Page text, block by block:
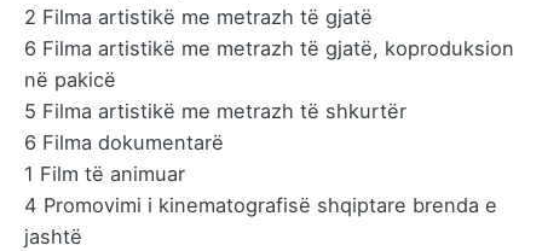
2 Filma artistikë me metrazh të gjatë
6 Filma artistikë me metrazh të gjatë, koproduksion
në pakicë
5 Filma artistikë me metrazh të shkurtër
6 Filma dokumentarë
1 Film të animuar
4 Promovimi i kinematografisë shqiptare brenda e
jashtë